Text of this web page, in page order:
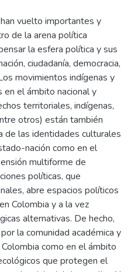
vuelto importantes y
de la arena política
la esfera política y sus
ciudadanía, democracia,
movimientos indígenas y
en el ámbito nacional y
territoriales, indígenas,
otros) están también
de las identidades culturales
nación como en el
multiforme de
políticas, que
abre espacios políticos
Colombia y a la vez
alternativas. De hecho,
la comunidad académica y
como en el ámbito
que protegen el